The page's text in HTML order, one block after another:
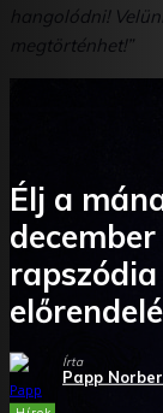
Élj a
Írta
Papp
hangolódni!
megtörténhet!”